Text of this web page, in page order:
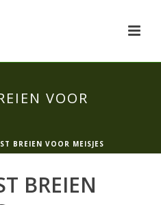
VOOR
BREIEN VOOR MEISJES
BREIEN